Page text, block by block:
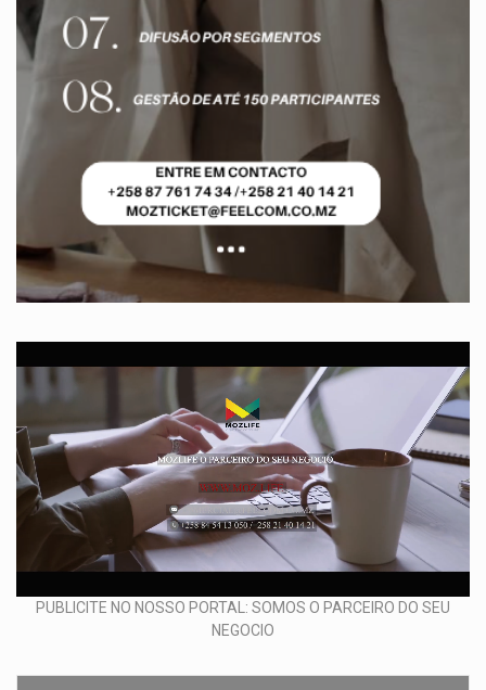
PUBLICITE NO NOSSO PORTAL: SOMOS O PARCEIRO DO SEU
NEGOCIO